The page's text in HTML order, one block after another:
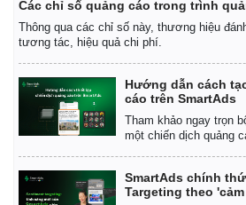
Các chỉ số quảng cáo trong trình
Thông qua các chỉ số này, thương hiệu
tương tác, hiệu quả chi phí.
Hướng dẫn cách
cáo trên SmartAds
Tham khảo ngay trọn
một chiến dịch quảng
SmartAds chính
Targeting theo